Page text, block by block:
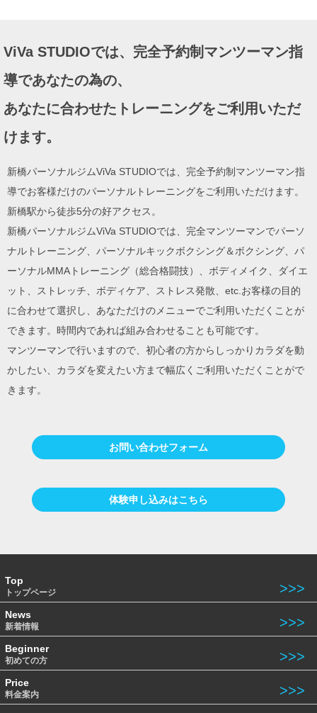
シ
ョ
ViVa STUDIOでは、完全予約制マンツーマン指
導であなたの為の、
あなたに合わせたトレーニングをご利用いただ
けます。
新橋パーソナルジムViVa STUDIOでは、完全予約制マンツーマン指
導でお客様だけのパーソナルトレーニングをご利用いただけます。
新橋駅から徒歩5分の好アクセス。
新橋パーソナルジムViVa STUDIOでは、完全マンツーマンでパーソ
ナルトレーニング、パーソナルキックボクシング＆ボクシング、パ
ーソナルMMAトレーニング（総合格闘技）、ボディメイク、ダイエ
ット、ストレッチ、ボディケア、ストレス発散、etc.お客様の目的
に合わせて選択し、あなただけのメニューでご利用いただくことが
できます。時間内であれば組み合わせることも可能です。
マンツーマンで行いますので、初心者の方からしっかりカラダを動
かしたい、カラダを変えたい方まで幅広くご利用いただくことがで
きます。
お問い合わせフォーム
体験申し込みはこちら
Top
トップページ
News
新着情報
Beginner
初めての方
Price
料金案内